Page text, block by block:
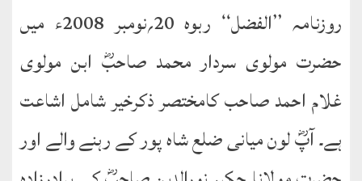
احمدیہ
انصارالدین
طارق
ھوالشافی
روزنامہ ’’الفضل‘‘ ربوہ 20؍نومبر 2008ء میں
حضرت مولوی سردار محمد صاحبؓ ابن مولوی
غلام احمد صاحب کامختصر ذکرخیر شامل اشاعت
ہے۔ آپؓ لون میانی ضلع شاہ پور کے رہنے والے اور